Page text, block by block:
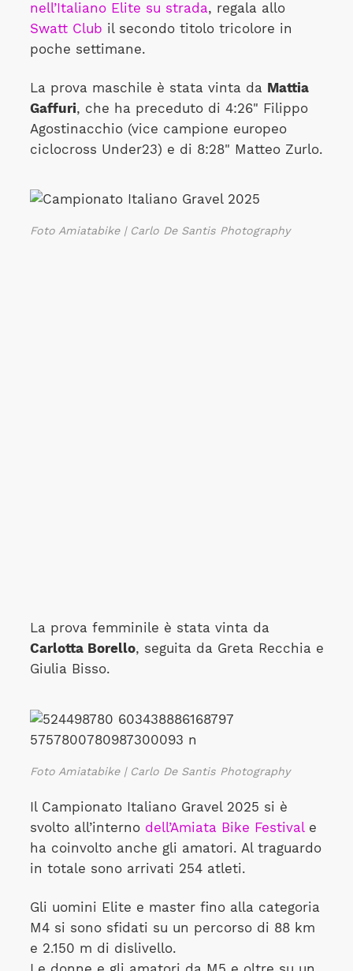
nell’Italiano Elite su strada, regala allo
Swatt Club il secondo titolo tricolore in
poche settimane.
La prova maschile è stata vinta da Mattia
Gaffuri, che ha preceduto di 4:26" Filippo
Agostinacchio (vice campione europeo
ciclocross Under23) e di 8:28" Matteo Zurlo.
Foto Amiatabike | Carlo De Santis Photography
La prova femminile è stata vinta da
Carlotta Borello, seguita da Greta Recchia e
Giulia Bisso.
Foto Amiatabike | Carlo De Santis Photography
Il Campionato Italiano Gravel 2025 si è
svolto all’interno dell’Amiata Bike Festivale
ha coinvolto anche gli amatori. Al traguardo
in totale sono arrivati 254 atleti.
Gli uomini Elite e master fino alla categoria
M4 si sono sfidati su un percorso di 88 km
e 2.150 m di dislivello.